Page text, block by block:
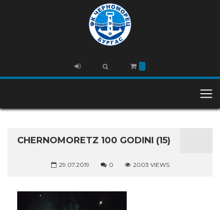
CHERNOMORETZ 100 GODINI (15)
29.07.2019 0 2003 VIEWS